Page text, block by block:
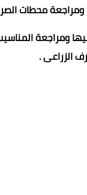
ومراجعة محطات
ومراجعة
الزراعى .